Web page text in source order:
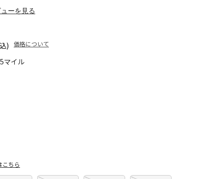
マイル
ーを見る
) 価格について
こちら